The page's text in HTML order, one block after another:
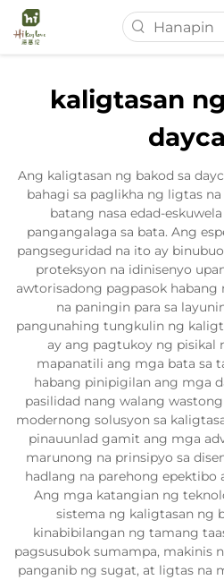
Tungkol Sa Amin
Mga Produkto
Balita
Mga kaso
Makipag-ugnayan sa
kaligtasan
Ang kaligtasan ng bakod sa
bahagi sa paglikha ng ligtas
batang nasa edad-
pangangalaga sa bata. Ang
pangseguridad na ito ay
proteksyon na idinisenyo
awtorisadong pagpasok
na paningin para sa
pangunahing tungkulin ng
ay ang pagtukoy ng pisikal
mapanatili ang mga bata sa
habang pinipigilan ang mga
pasilidad nang walang
modernong solusyon sa
pinauunlad gamit ang mga
marunong na prinsipyo sa
hadlang na parehong epektibo
Ang mga katangian ng
sistema ng kaligtasan ng
kinabibilangan ng tamang
pagsusubok sumampa, makinis
panganib ng sugat, at ligtas na